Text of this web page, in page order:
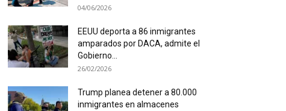
04/06/2026
EEUU deporta a 86 inmigrantes
amparados por DACA, admite el
Gobierno...
26/02/2026
Trump planea detener a 80.000
inmigrantes en almacenes